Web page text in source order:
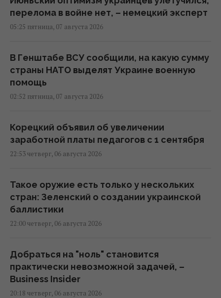
перелома в войне нет, – немецкий эксперт
05:25 пятница, 07 августа 2026
В Генштабе ВСУ сообщили, на какую сумму
страны НАТО выделят Украине военную
помощь
02:52 пятница, 07 августа 2026
Корецкий объявил об увеличении
заработной платы педагогов с 1 сентября
22:53 четверг, 06 августа 2026
Такое оружие есть только у нескольких
стран: Зеленский о создании украинской
баллистики
22:00 четверг, 06 августа 2026
Добраться на "ноль" становится
практически невозможной задачей, –
Business Insider
20:18 четверг, 06 августа 2026